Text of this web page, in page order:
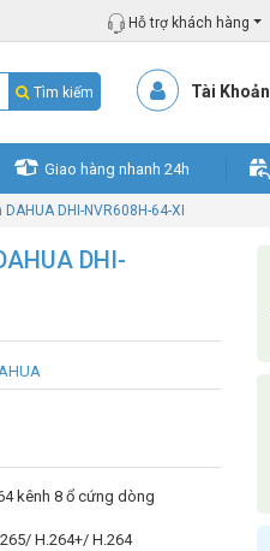
Hỗ trợ khách hàng
Tìm kiếm Tài Khoản
Giao hàng nhanh 24h
DHI-NVR608H-64-XI
DHI-
kênh 8 ổ cứng dòng
H.264+/ H.264